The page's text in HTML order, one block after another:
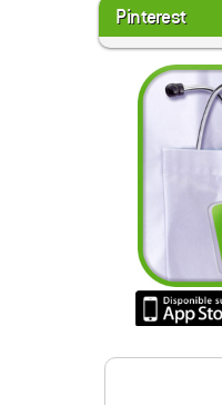
Pinterest